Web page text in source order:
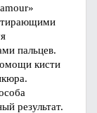
»
пальцев.
кисти
результат.